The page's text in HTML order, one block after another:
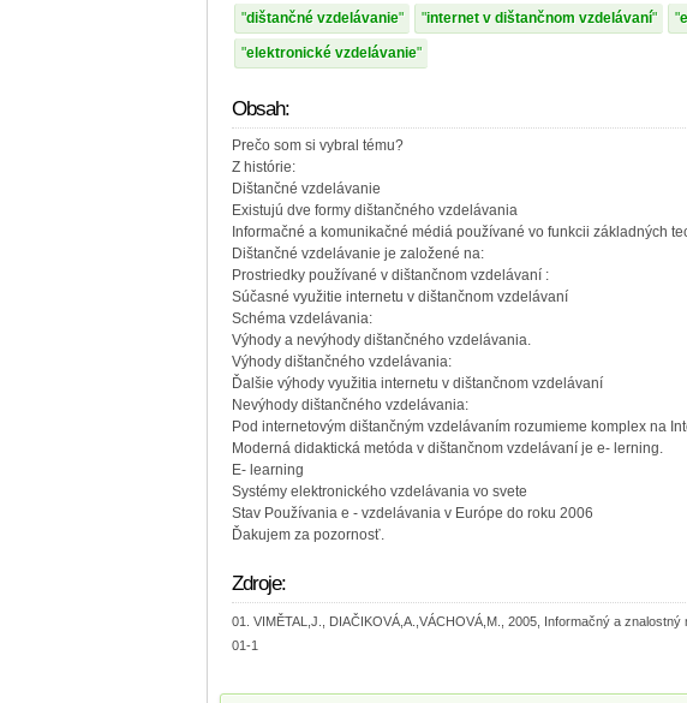
dištančné vzdelávanie internet v dištančnom vzdelávaní
elektronické vzdelávanie
Obsah:
Prečo som si vybral tému?
Z histórie:
Dištančné vzdelávanie
Existujú dve formy dištančného vzdelávania
Informačné a komunikačné médiá používané vo funkcii základných
Dištančné vzdelávanie je založené na:
Prostriedky používané v dištančnom vzdelávaní :
Súčasné využitie internetu v dištančnom vzdelávaní
Schéma vzdelávania:
Výhody a nevýhody dištančného vzdelávania.
Výhody dištančného vzdelávania:
Ďalšie výhody využitia internetu v dištančnom vzdelávaní
Nevýhody dištančného vzdelávania:
Pod internetovým dištančným vzdelávaním rozumieme komplex na
Moderná didaktická metóda v dištančnom vzdelávaní je e- lerning.
E- learning
Systémy elektronického vzdelávania vo svete
Stav Používania e - vzdelávania v Európe do roku 2006
Ďakujem za pozornosť.
Zdroje:
VIMĚTAL,J., DIAČIKOVÁ,A.,VÁCHOVÁ,M., 2005, Informačný a
01-1